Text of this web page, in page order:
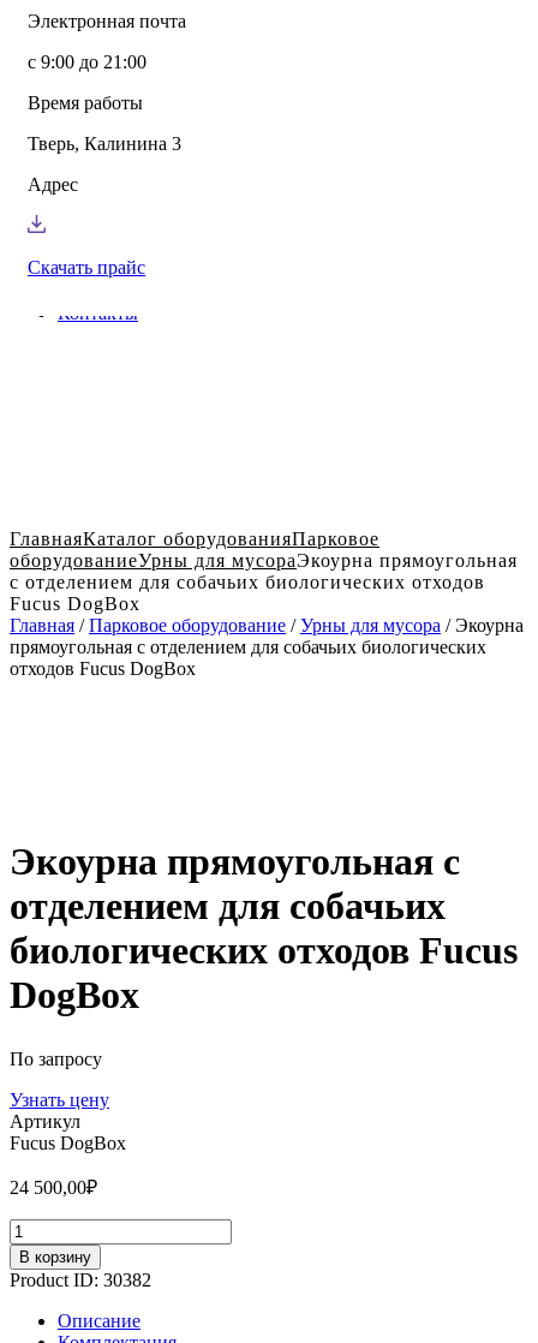
Услуги
Озеленение благоустройство
Монтаж детских площадок
Резиновые покрытия для площадок
Установка МАФ
Доставка и оплата в Твери
Контакты
Электронная почта
с 9:00 до 21:00
Время работы
Тверь, Калинина 3
Адрес
Скачать прайс
ГлавнаяКаталог оборудованияПарковое
оборудованиеУрны для мусораЭкоурна прямоугольная
с отделением для собачьих биологических отходов
Fucus DogBox
Главная /Парковое оборудование /Урны для мусора / Экоурна
прямоугольная с отделением для собачьих биологических
отходов Fucus DogBox
Экоурна прямоугольная с
отделением для собачьих
биологических отходов Fucus
DogBox
По запросу
Узнать цену
Артикул
Fucus DogBox
24 500,00₽
Количество
В корзину
Product ID: 30382
Описание